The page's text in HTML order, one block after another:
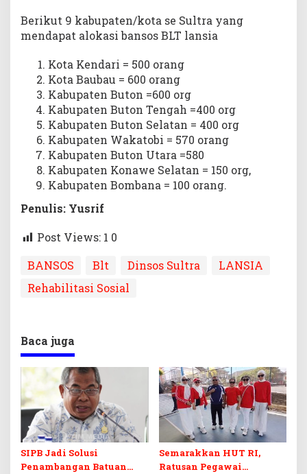
Berikut 9 kabupaten/kota se Sultra yang
mendapat alokasi bansos BLT lansia
Kota Kendari = 500 orang
Kota Baubau = 600 orang
Kabupaten Buton =600 org
Kabupaten Buton Tengah =400 org
Kabupaten Buton Selatan = 400 org
Kabupaten Wakatobi = 570 orang
Kabupaten Buton Utara =580
Kabupaten Konawe Selatan = 150 org,
Kabupaten Bombana = 100 orang.
Penulis: Yusrif
Post Views: 1 0
BANSOS
Blt Dinsos Sultra
LANSIA
Rehabilitasi Sosial
Baca juga
SIPB Jadi Solusi
Penambangan Batuan
Semarakkan HUT RI,
Ratusan Pegawai